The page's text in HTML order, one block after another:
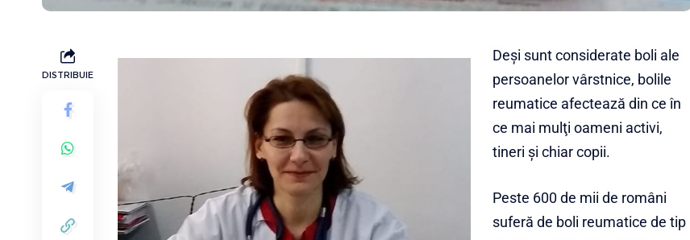
DISTRIBUIE
Deşi sunt considerate boli ale
persoanelor vârstnice, bolile
reumatice afectează din ce în
ce mai mulţi oameni activi,
tineri şi chiar copii.
Peste 600 de mii de români
suferă de boli reumatice de tip